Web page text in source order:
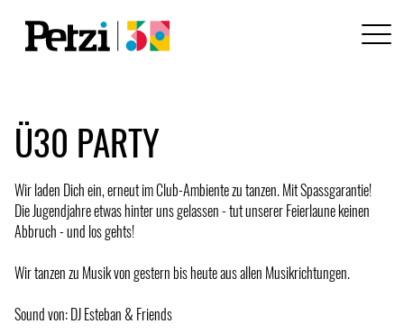
Ü30 PARTY
Wir laden Dich ein, erneut im Club-Ambiente zu tanzen. Mit Spassgarantie!
Die Jugendjahre etwas hinter uns gelassen - tut unserer Feierlaune keinen
Abbruch - und los gehts!
Wir tanzen zu Musik von gestern bis heute aus allen Musikrichtungen.
Sound von: DJ Esteban & Friends